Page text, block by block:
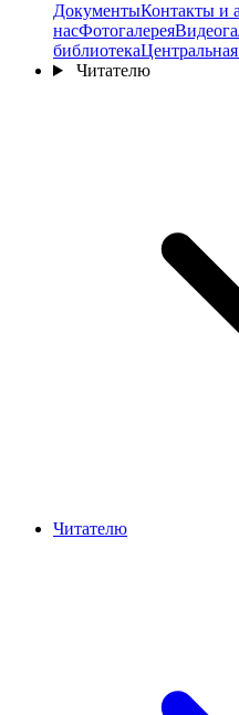
ДокументыКонтакты и
насФотогалерея
библиотека
Читателю
Читателю